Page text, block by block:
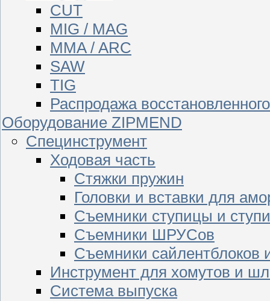
CUT
MIG / MAG
MMA / ARC
SAW
TIG
Распродажа
Оборудование ZIPMEND
Специнструмент
Ходовая часть
Стяжки пружин
Головки и вставки для
Съемники ступицы и
Съемники ШРУСов
Съемники сайлентблоков
Инструмент для хомутов и
Система выпуска